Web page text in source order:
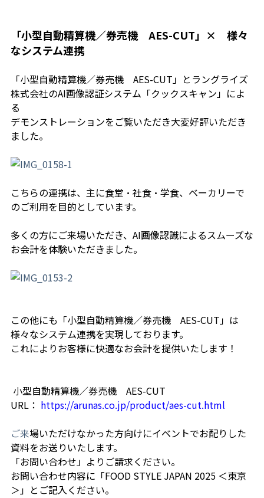
「小型自動精算機／券売機 AES-CUT」× 様々
なシステム連携
「小型自動精算機／券売機 AES-CUT」とラングライズ
株式会社のAI画像認証システム「クックスキャン」によ
る
デモンストレーションをご覧いただき大変好評いただき
ました。
こちらの連携は、主に食堂・社食・学食、ベーカリーで
のご利用を目的としています。
多くの方にご来場いただき、AI画像認識によるスムーズな
お会計を体験いただきました。
この他にも「小型自動精算機／券売機 AES-CUT」は
様々なシステム連携を実現しております。
これによりお客様に快適なお会計を提供いたします！
小型自動精算機／券売機 AES-CUT
URL： https://arunas.co.jp/product/aes-cut.html
ご来場いただけなかった方向けにイベントでお配りした
資料をお送りいたします。
「お問い合わせ」よりご請求ください。
お問い合わせ内容に「FOOD STYLE JAPAN 2025 ＜東京
＞」とご記入ください。